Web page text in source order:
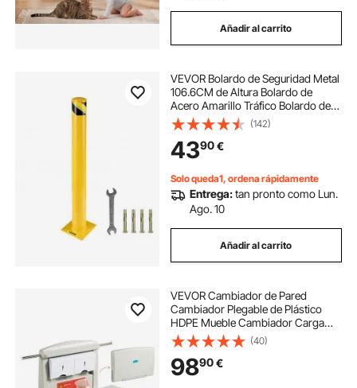
Añadir al carrito
VEVOR Bolardo de Seguridad Metal
106.6CM de Altura Bolardo de
Acero Amarillo Tráfico Bolardo de
Tubo de Acero para Seguridad del
Tráfico
(142)
4390€
Solo queda1, ordena rápidamente
Entrega:tan pronto como Lun.
Ago. 10
Añadir al carrito
VEVOR Cambiador de Pared
Cambiador Plegable de Plástico
HDPE Mueble Cambiador Carga
Máxima de 20 kg con Correa de
Seguridad Plegado Rápido con Un
Solo Toque Instalación Fácil para
Bebé, 86x56,5x50 cm
(40)
9890€